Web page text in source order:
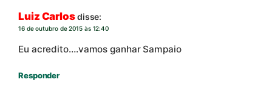
Luiz Carlosdisse:
16 de outubro de 2015 às 12:40
Eu acredito….vamos ganhar Sampaio
Responder